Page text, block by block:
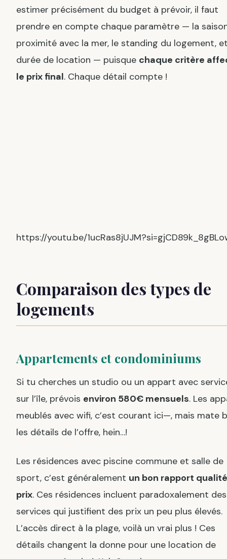
estimer précisément du budget à prévoir, il faut
prendre en compte chaque paramètre — la
proximité avec la mer, le standing du logement,
durée de location — puisque chaque critère
le prix final. Chaque détail compte !
https://youtu.be/
Comparaison des types de
logements
Appartements et condominiums
Si tu cherches un studio ou un appart avec
sur l’île, prévois environ 580€ mensuels. Les
meublés avec wifi, c’est courant ici—, mais mate
les détails de l’offre, hein…!
Les résidences avec piscine commune et salle de
sport, c’est généralement un bon rapport
prix. Ces résidences incluent paradoxalement des
services qui justifient des prix un peu plus élevés.
L’accès direct à la plage, voilà un vrai plus ! Ces
détails changent la donne pour une location de